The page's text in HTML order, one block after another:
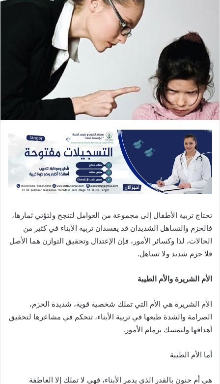
تحتاج تربية الأطفال إلى مجموعة من العوامل لتنجح ولتؤتي ثمارها،
فالحزم والتساهل الشديدان قد يفسدان تربية الأبناء في كثير من
الحالات، لذا وكسائر الأمور، فإن الإعتدال وتحقيق التوازن هما الأصل
فلا حزم شديد ولا تساهل.
الأم الشريرة والأم الطيبة
الأم الشريرة هي الأم التي تملك شخصية قوية، شديدة الحزم،
الصرامة والشدة طبعها في تربية الأبناء، تتحكم في مشاعرها لتحقيق
أهدافها ولتمسك بزمام الأمور.
أما الأم الطيبة
هي أم حنون بالقدر الذي يدمر الأبناء، فهي لا تملك إلا العاطفة